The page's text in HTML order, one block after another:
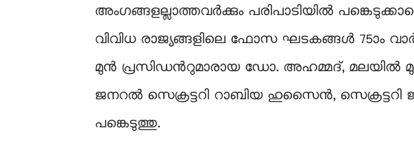
അംഗങ്ങളല്ലാത്തവർക്കും പരിപാടിയിൽ
വിവിധ രാജ്യങ്ങളിലെ ഫോസ ഘടകങ്ങൾ 75ാം
മുൻ പ്രസിഡന്‍റുമാരായ ഡോ. അഹമ്മദ്, മലയിൽ
ജനറൽ സെക്രട്ടറി റാബിയ ഹുസൈൻ,
പങ്കെടുത്തു.